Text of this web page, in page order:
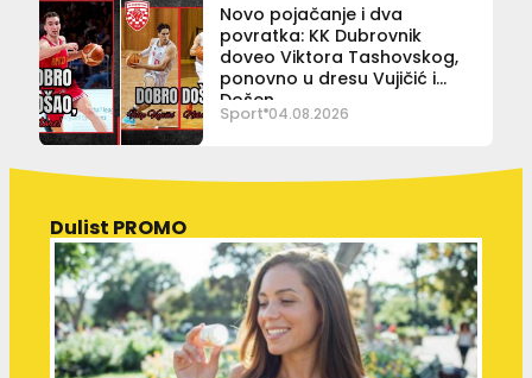
Novo pojačanje i dva
povratka: KK Dubrovnik
doveo Viktora Tashovskog,
ponovno u dresu Vujičić i
Došen
Sport 04.08.2026
Dulist PROMO